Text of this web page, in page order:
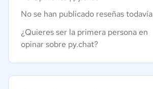
No se han publicado reseñas todavía
¿Quieres ser la primera persona en
opinar sobre py.chat?